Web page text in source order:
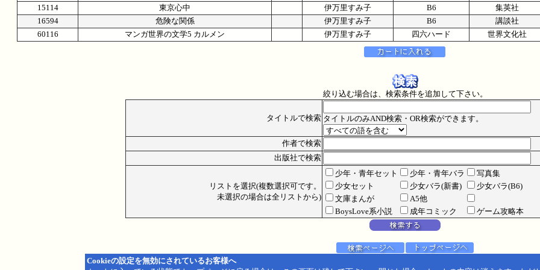
15114 東京心中 伊万里すみ子 B6
集英社
16594
危険な関係 伊万里すみ子 B6
講談社
60116
マンガ世界の文学5 カルメン 伊万里すみ子 四六ハード 世界文化社
絞り込む場合は、検索条件を追加して下さい。
タイトルで検索 タイトルのみAND検索・OR検索ができます。
作者で検索
出版社で検索
リストを選択(複数選択可です。
未選択の場合は全リストから)
少年・青年セット 少年・青年バラ
写真集
少女セット
少女バラ(新書)
少女バラ(B6)
文庫まんが
A5他
BoysLove系小説
成年コミック ゲーム攻略本
Cookieの設定を無効にされているお客様へ